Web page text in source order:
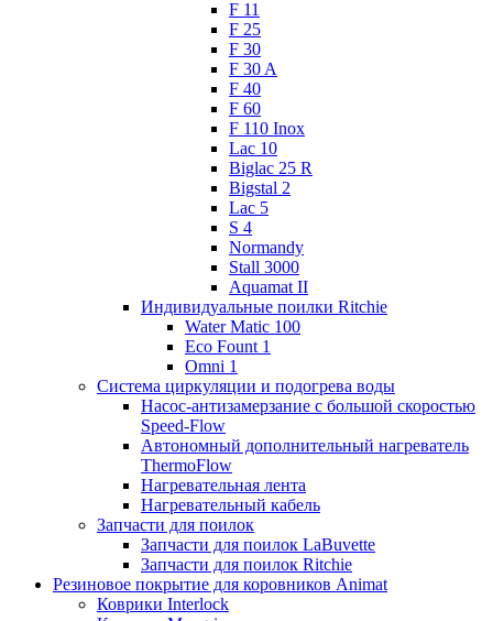
F 11
F 25
F 30
F 30 A
F 40
F 60
F 110 Inox
Lac 10
Biglac 25 R
Bigstal 2
Lac 5
S 4
Normandy
Stall 3000
Aquamat II
Индивидуальные поилки Ritchie
Water Matic 100
Eco Fount 1
Omni 1
Система циркуляции и подогрева воды
Насос-антизамерзание с большой скоростью
Speed-Flow
Автономный дополнительный нагреватель
ThermoFlow
Нагревательная лента
Нагревательный кабель
Запчасти для поилок
Запчасти для поилок LaBuvette
Запчасти для поилок Ritchie
Резиновое покрытие для коровников Animat
Коврики Interlock